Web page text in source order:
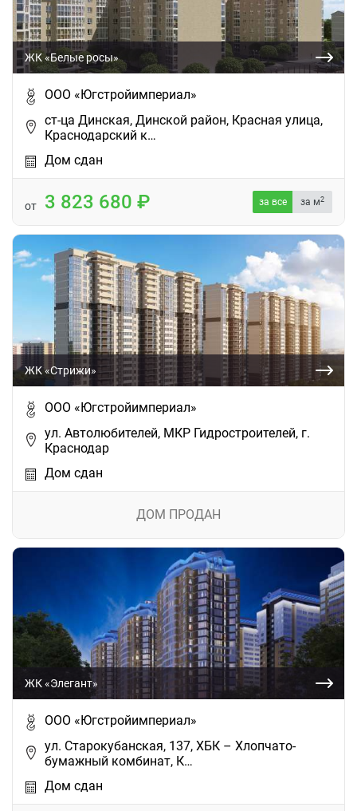
ЖК «Белые росы»
ООО «Югстройимпериал»
ст-ца Динская, Динской район, Красная улица,
Краснодарский к…
Дом сдан
от 3 823 680 за все за м2
ЖК «Стрижи»
ООО «Югстройимпериал»
ул. Автолюбителей, МКР Гидростроителей, г.
Краснодар
Дом сдан
ДОМ ПРОДАН
ЖК «Элегант»
ООО «Югстройимпериал»
ул. Старокубанская, 137, ХБК – Хлопчато-
бумажный комбинат, К…
Дом сдан